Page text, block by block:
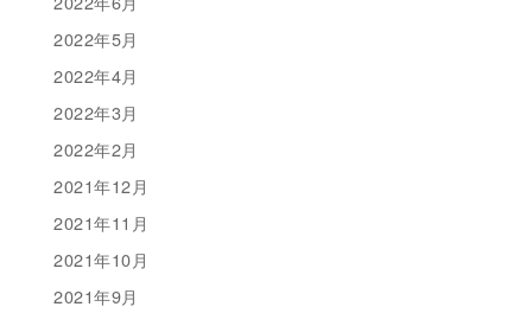
2022年5月
2022年4月
2022年3月
2022年2月
2021年12月
2021年11月
2021年10月
2021年9月